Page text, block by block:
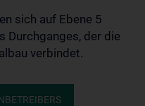
sich auf Ebene 5
Durchganges, der die
verbindet.